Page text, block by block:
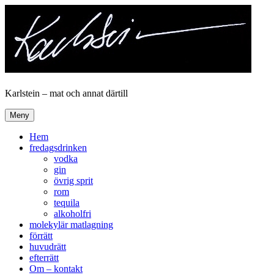
innehåll
Karlstein – mat och annat därtill
Meny
Hem
fredagsdrinken
vodka
gin
övrig sprit
rom
tequila
alkoholfri
molekylär matlagning
förrätt
huvudrätt
efterrätt
Om – kontakt